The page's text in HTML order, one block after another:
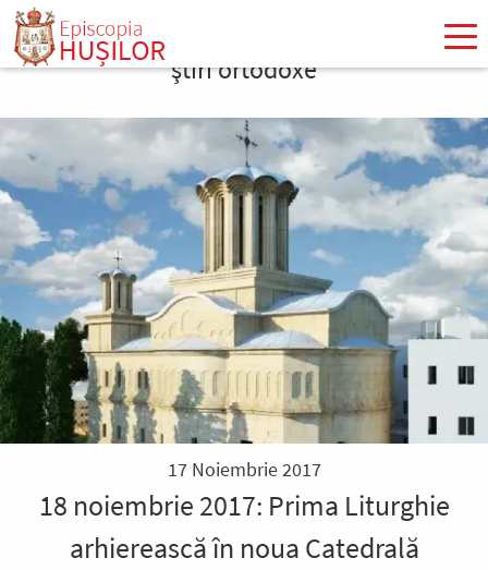
Mergi
conţinutul
ştiri ortodoxe
17 Noiembrie 2017
18 noiembrie 2017: Prima Liturghie
arhierească în noua Catedrală